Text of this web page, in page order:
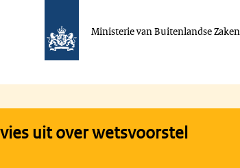
Ministerie van Buitenlandse Zaken
uit over wetsvoorstel